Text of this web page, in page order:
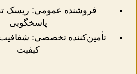
فروشنده عمومی: ریسک
پاسخگویی
تأمین‌کننده تخصصی: شفافیت،
کیفیت